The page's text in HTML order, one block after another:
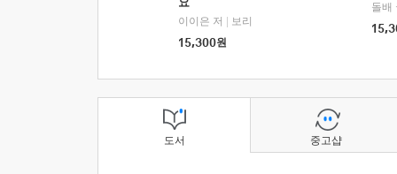
이이은 저
보리
15,300원
돌배
도서 중고샵